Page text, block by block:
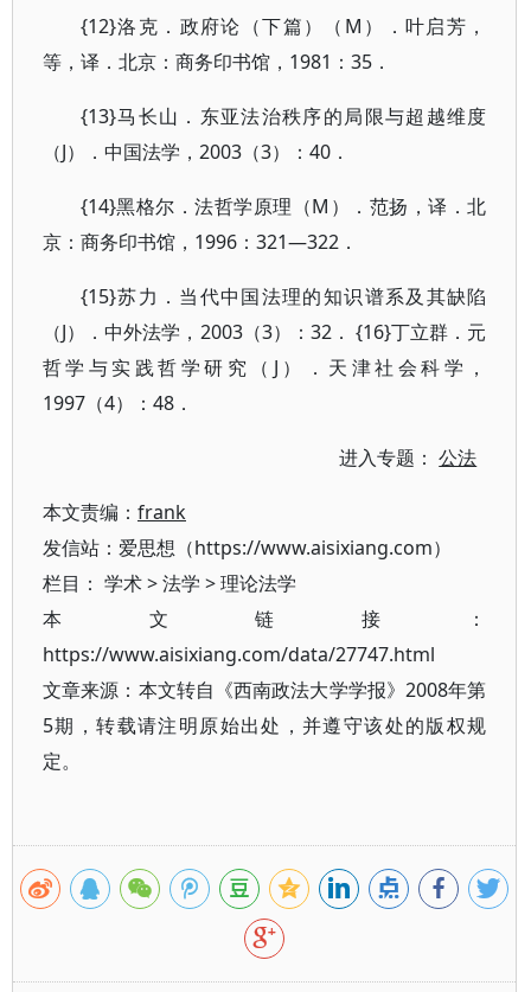
{12}洛克．政府论（下篇）（M）．叶启芳，
等，译．北京：商务印书馆，1981：35．
{13}马长山．东亚法治秩序的局限与超越维度
（J）．中国法学，2003（3）：40．
{14}黑格尔．法哲学原理（M）．范扬，译．北
京：商务印书馆，1996：321—322．
{15}苏力．当代中国法理的知识谱系及其缺陷
（J）．中外法学，2003（3）：32． {16}丁立群．元
哲学与实践哲学研究（J）．天津社会科学，
1997（4）：48．
进入专题：公法
本文责编： frank
发信站：爱思想（https://www.aisixiang.com）
栏目： 学术>法学 >理论法学
本文链接：
https://www.aisixiang.com/data/27747.html
文章来源：本文转自《西南政法大学学报》2008年第
5期，转载请注明原始出处，并遵守该处的版权规
定。